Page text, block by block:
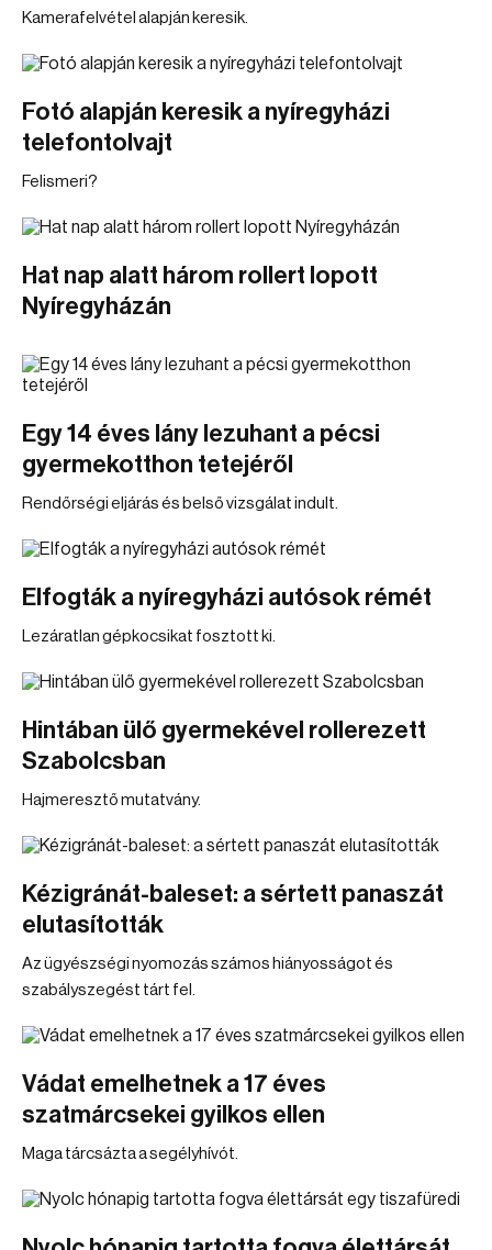
Kamerafelvétel alapján keresik.
Fotó alapján keresik a nyíregyházi
telefontolvajt
Felismeri?
Hat nap alatt három rollert lopott
Nyíregyházán
Egy 14 éves lány lezuhant a pécsi
gyermekotthon tetejéről
Rendőrségi eljárás és belső vizsgálat indult.
Elfogták a nyíregyházi autósok rémét
Lezáratlan gépkocsikat fosztott ki.
Hintában ülő gyermekével rollerezett
Szabolcsban
Hajmeresztő mutatvány.
Kézigránát-baleset: a sértett panaszát
elutasították
Az ügyészségi nyomozás számos hiányosságot és
szabályszegést tárt fel.
Vádat emelhetnek a 17 éves
szatmárcsekei gyilkos ellen
Maga tárcsázta a segélyhívót.